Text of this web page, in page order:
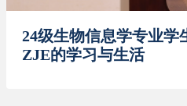
24级生物信息学专业学
ZJE的学习与生活